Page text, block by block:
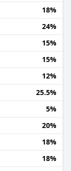
18%
24%
15%
15%
12%
25.5%
5%
20%
18%
18%